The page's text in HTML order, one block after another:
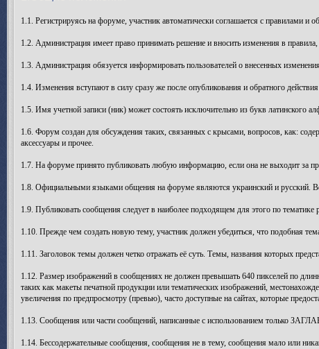
1.1. Регистрируясь на форуме, участник автоматически соглашается с правилами и
1.2. Администрация имеет право принимать решение и вносить изменения в
1.3. Администрация обязуется информировать пользователей о внесенных
1.4. Изменения вступают в силу сразу же после опубликования и обратного
1.5. Имя учетной записи (ник) может состоять исключительно из букв латинского
1.6. Форум создан для обсуждения таких, связанных с крысами, вопросов, как:
аксессуары и прочее.
1.7. На форуме принято публиковать любую информацию, если она не выходит за
1.8. Официальными языками общения на форуме являются украинский и русский.
1.9. Публиковать сообщения следует в наиболее подходящем для этого по тематике
1.10. Прежде чем создать новую тему, участник должен убедиться, что подобная
1.11. Заголовок темы должен четко отражать её суть. Темы, названия которых
1.12. Размер изображений в сообщениях не должен превышать 640 пикселей по
таких как макеты печатной продукции или тематических изображений,
увеличения по предпросмотру (превью), часто доступные на сайтах, которые
1.13. Сообщения или части сообщений, написанные с использованием только
1.14. Бессодержательные сообщения, сообщения не в тему, сообщения мало или